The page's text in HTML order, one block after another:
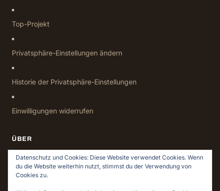
Datenschutz und Cookies: Diese Website verwendet Cookies. Wenn
du die Website weiterhin nutzt, stimmst du der Verwendung von
Cookies zu.
Top-Projekt
Privatsphäre-Einstellungen ändern
Historie der Privatsphäre-Einstellungen
Einwilligungen widerrufen
ÜBER
Datenschutz
Impressum